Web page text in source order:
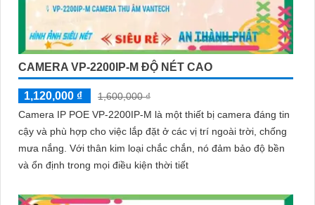
CAMERA VP-2200IP-M ĐỘ NÉT CAO
1,120,000 ₫
1,600,000 ₫
Camera IP POE VP-2200IP-M là một thiết bị camera đáng tin
cậy và phù hợp cho việc lắp đặt ở các vị trí ngoài trời, chống
mưa nắng. Với thân kim loại chắc chắn, nó đảm bảo độ bền
và ổn định trong mọi điều kiện thời tiết